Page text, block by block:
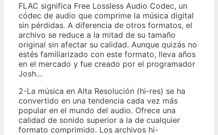
FLAC significa Free Lossless Audio Codec, un
códec de audio que comprime la música digital
sin pérdidas. A diferencia de otros formatos, el
archivo se reduce a la mitad de su tamaño
original sin afectar su calidad. Aunque quizás no
estés familiarizado con este formato, lleva años
en el mercado y fue creado por el programador
Josh...
2-La música en Alta Resolución (hi-res) se ha
convertido en una tendencia cada vez más
popular en el mundo del audio. Ofrece una
calidad de sonido superior a la de cualquier
formato comprimido. Los archivos hi-